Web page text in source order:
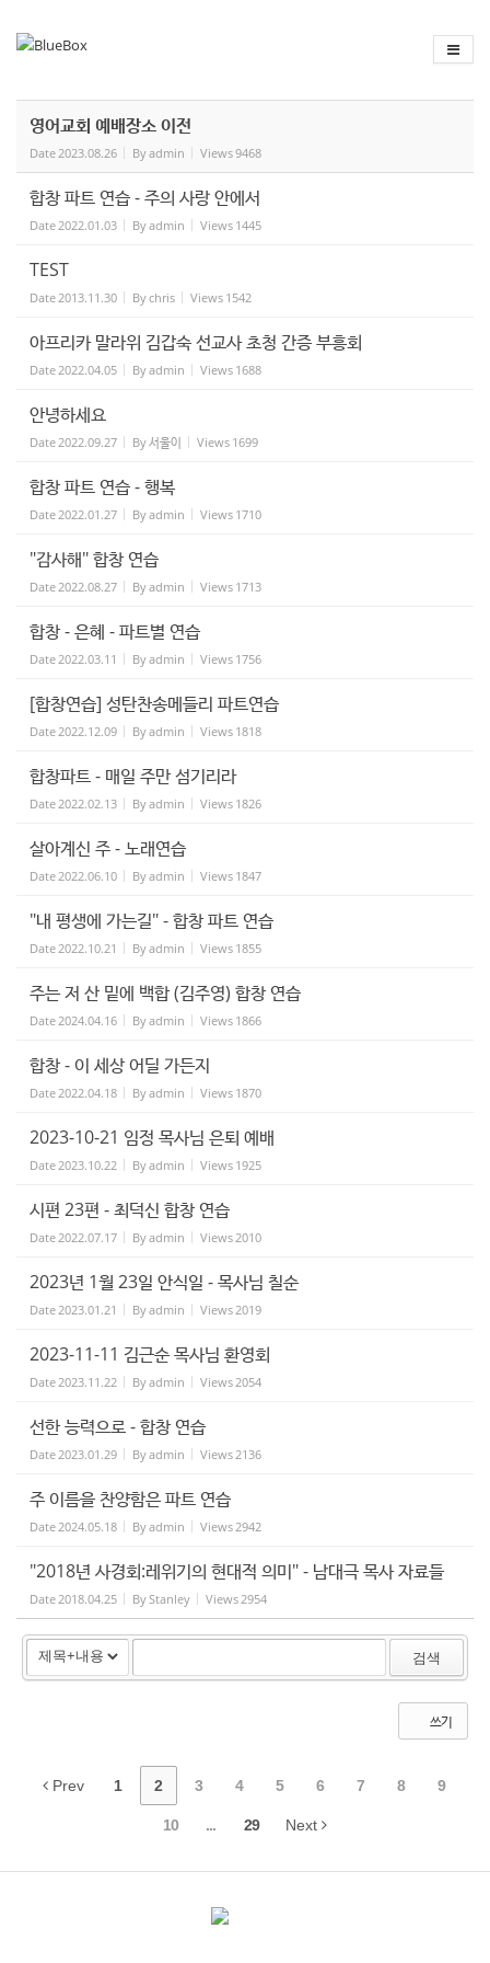
영어교회 예배장소 이전
Date2023.08.26 Byadmin Views9468
합창 파트 연습 - 주의 사랑 안에서
Date2022.01.03 Byadmin Views 1445
TEST
Date2013.11.30 Bychris Views 1542
아프리카 말라위 김갑숙 선교사 초청 간증 부흥회
Date2022.04.05 Byadmin Views 1688
안녕하세요
Date2022.09.27 By서울이 Views 1699
합창 파트 연습 - 행복
Date2022.01.27 Byadmin Views 1710
"감사해" 합창 연습
Date2022.08.27 Byadmin Views 1713
합창 - 은혜 - 파트별 연습
Date2022.03.11 Byadmin Views 1756
[합창연습] 성탄찬송메들리 파트연습
Date2022.12.09 Byadmin Views 1818
합창파트 - 매일 주만 섬기리라
Date2022.02.13 Byadmin Views 1826
살아계신 주 - 노래연습
Date2022.06.10 Byadmin Views 1847
"내 평생에 가는길" - 합창 파트 연습
Date2022.10.21 Byadmin Views 1855
주는 저 산 밑에 백합 (김주영) 합창 연습
Date2024.04.16 Byadmin Views 1866
합창 - 이 세상 어딜 가든지
Date2022.04.18 Byadmin Views 1870
2023-10-21 임정 목사님 은퇴 예배
Date2023.10.22 Byadmin Views 1925
시편 23편 - 최덕신 합창 연습
Date2022.07.17 Byadmin Views2010
2023년 1월 23일 안식일 - 목사님 칠순
Date2023.01.21 Byadmin Views2019
2023-11-11 김근순 목사님 환영회
Date2023.11.22 Byadmin Views2054
선한 능력으로 - 합창 연습
Date2023.01.29 Byadmin Views2136
주 이름을 찬양함은 파트 연습
Date2024.05.18 Byadmin Views2942
"2018년 사경회:레위기의 현대적 의미" - 남대극 목사 자료들
Date2018.04.25 ByStanley Views2954
검색
쓰기
Prev 1 2 3 4 5 6 7 8 9
10 ... 29 Next
스케치북5
스케치북5